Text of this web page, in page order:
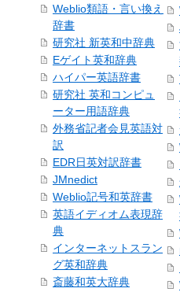
Weblio類語・言い換え
辞書
研究社 新英和中辞典
Eゲイト英和辞典
ハイパー英語辞書
研究社 英和コンピュ
ーター用語辞典
外務省記者会見英語対
訳
EDR日英対訳辞書
JMnedict
Weblio記号和英辞書
英語イディオム表現辞
典
インターネットスラン
グ英和辞典
斎藤和英大辞典